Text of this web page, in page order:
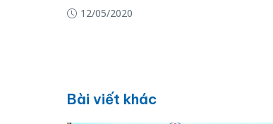
12/05/2020
Bài viết khác